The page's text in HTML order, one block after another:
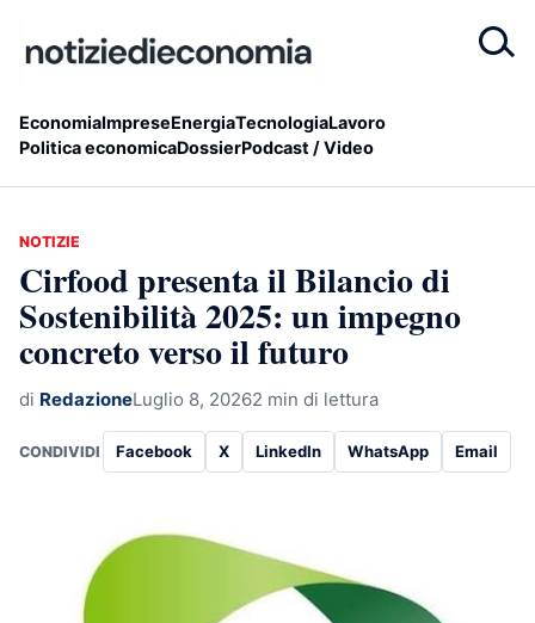
EconomiaImpreseEnergiaTecnologiaLavoro
Politica economicaDossierPodcast / Video
NOTIZIE
Cirfood presenta il Bilancio di
Sostenibilità 2025: un impegno
concreto verso il futuro
di RedazioneLuglio 8, 20262 min di lettura
CONDIVIDI Facebook X LinkedIn WhatsApp Email